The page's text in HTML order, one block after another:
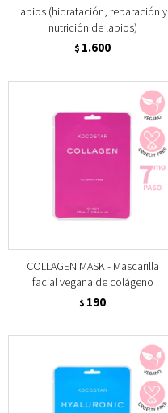
labios (hidratación, reparación y
nutrición de labios)
$ 1.600
COLLAGEN MASK - Mascarilla
facial vegana de colágeno
$ 190